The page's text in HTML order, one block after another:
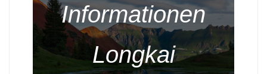
Informationen
Longkai